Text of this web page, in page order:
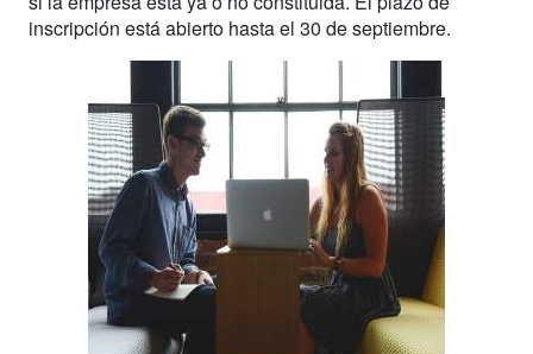
inscripción está abierto hasta el 30 de septiembre.